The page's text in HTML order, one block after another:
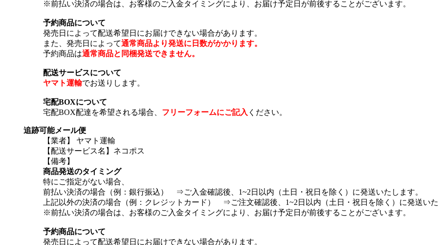
※前払い決済の場合は、お客様のご入金タイミングにより、お届け予定日が前後することがございます。
予約商品について
発売日によって配送希望日にお届けできない場合があります。
また、発売日によって通常商品より発送に日数がかかります。
予約商品は通常商品と同梱発送できません。
配送サービスについて
ヤマト運輸でお送りします。
宅配BOXについて
宅配BOX配達を希望される場合、 フリーフォームにご記入 ください。
追跡可能メール便
【業者】 ヤマト運輸
【配送サービス名】ネコポス
【備考】
商品発送のタイミング
特にご指定がない場合、
前払い決済の場合（例：銀行振込） ⇒ご入金確認後、1~2日以内（土日・祝日を除く）に発送いたします。
上記以外の決済の場合（例：クレジットカード） ⇒ご注文確認後、1~2日以内（土日・祝日を除く）に発送いた
※前払い決済の場合は、お客様のご入金タイミングにより、お届け予定日が前後することがございます。
予約商品について
発売日によって配送希望日にお届けできない場合があります。